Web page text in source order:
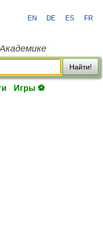
EN DE ES FR
Найти!
Игры ⚽